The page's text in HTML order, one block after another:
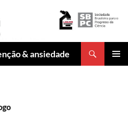
& ansiedade